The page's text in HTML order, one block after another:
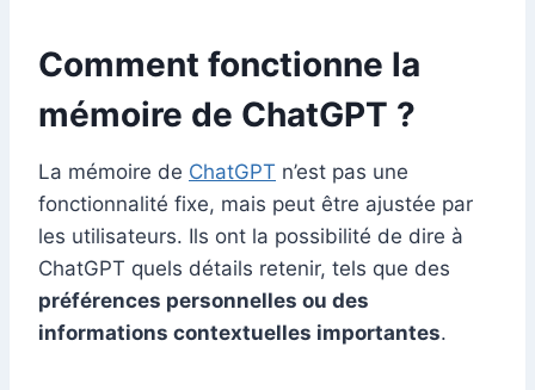
Comment fonctionne la
mémoire de ChatGPT ?
La mémoire de ChatGPT n’est pas une
fonctionnalité fixe, mais peut être ajustée par
les utilisateurs. Ils ont la possibilité de dire à
ChatGPT quels détails retenir, tels que des
préférences personnelles ou des
informations contextuelles importantes.